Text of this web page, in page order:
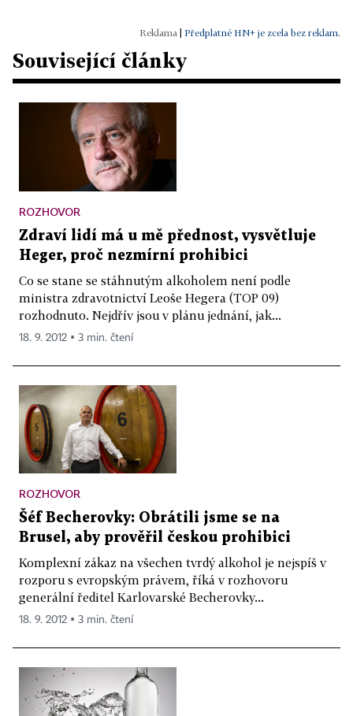
Předplatné HN+ je zcela bez reklam.
Související články
ROZHOVOR
Zdraví lidí má u mě přednost, vysvětluje
Heger, proč nezmírní prohibici
Co se stane se stáhnutým alkoholem není podle
ministra zdravotnictví Leoše Hegera (TOP 09)
rozhodnuto. Nejdřív jsou v plánu jednání, jak...
18. 9. 2012 ▪ 3 min. čtení
ROZHOVOR
Šéf Becherovky: Obrátili jsme se na
Brusel, aby prověřil českou prohibici
Komplexní zákaz na všechen tvrdý alkohol je nejspíš v
rozporu s evropským právem, říká v rozhovoru
generální ředitel Karlovarské Becherovky...
18. 9. 2012 ▪ 3 min. čtení